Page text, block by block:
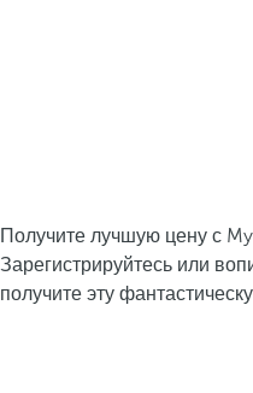
Получите лучшую цену с
Зарегистрируйтесь или
получите эту